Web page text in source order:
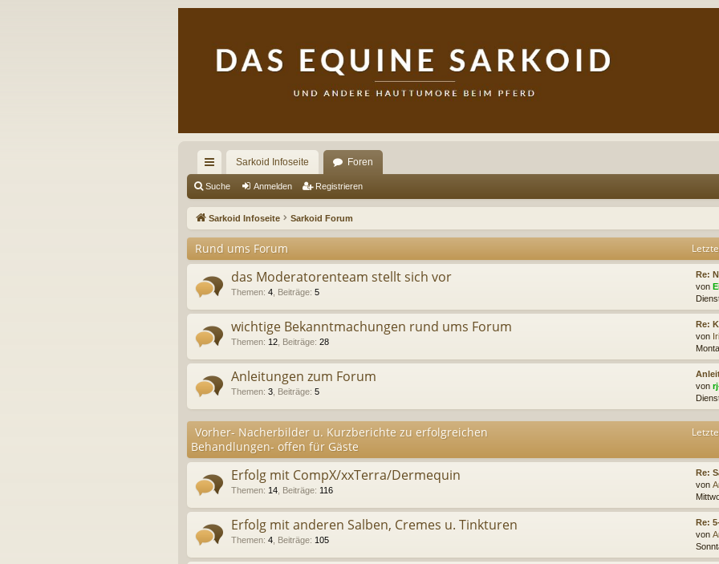
ch
ne
ug
riff
Sarkoid Infoseite Foren
Suche Anmelden Registrieren
Sarkoid Infoseite Sarkoid Forum
Rund ums Forum
das Moderatorenteam stellt sich vor
Themen: 4 Beiträge: 5
Re:
von
wichtige Bekanntmachungen rund ums Forum
Themen: 12 Beiträge: 28
Re:
von
Anleitungen zum Forum
Themen: 3 Beiträge: 5
von
Vorher- Nacherbilder u. Kurzberichte zu erfolgreichen
Behandlungen- offen für Gäste
Erfolg mit CompX/xxTerra/Dermequin
Themen: 14 Beiträge: 116
Re:
von
Erfolg mit anderen Salben, Cremes u. Tinkturen
Themen: 4 Beiträge: 105
Re:
von